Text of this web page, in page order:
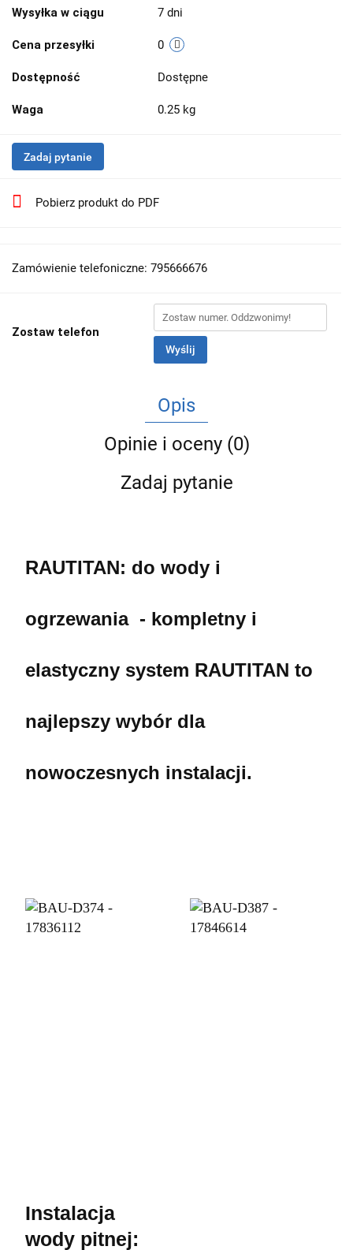
Wysyłka w ciągu 7 dni
Cena przesyłki 0
Dostępność Dostępne
Waga 0.25 kg
Zadaj pytanie
Pobierz produkt do PDF
Zamówienie telefoniczne: 795666676
Zostaw telefon
Wyślij
Opis
Opinie i oceny (0)
Zadaj pytanie
RAUTITAN: do wody i
ogrzewania - kompletny i
elastyczny system RAUTITAN to
najlepszy wybór dla
nowoczesnych instalacji.
Instalacja
wody pitnej: